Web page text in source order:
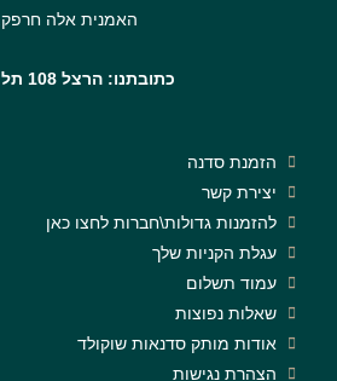
האמנית אלה חרפק.
כתובתנו: הרצל 108 תל אביב
הזמנת סדנה
יצירת קשר
להזמנות גדולות\חברות לחצו כאן
עגלת הקניות שלך
עמוד תשלום
שאלות נפוצות
אודות מותק סדנאות שוקולד
הצהרת נגישות